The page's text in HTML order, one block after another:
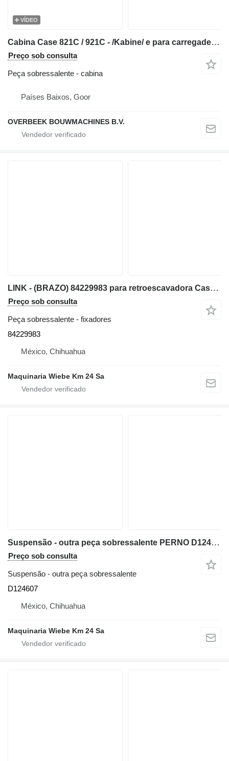
VÍDEO
Cabina Case 821C / 921C - /Kabine/ e para carregadeira de rodas
Preço sob consulta
Peça sobressalente - cabina
Países Baixos, Goor
OVERBEEK BOUWMACHINES B.V.
LINK - (BRAZO) 84229983 para retroescavadora Case 580SN
Preço sob consulta
Peça sobressalente - fixadores
84229983
México, Chihuahua
Maquinaria Wiebe Km 24 Sa
Suspensão - outra peça sobressalente PERNO D124607 para mini-carregadeira Case 1845C
Preço sob consulta
Suspensão - outra peça sobressalente
D124607
México, Chihuahua
Maquinaria Wiebe Km 24 Sa